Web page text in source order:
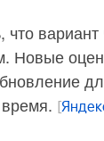
Новые